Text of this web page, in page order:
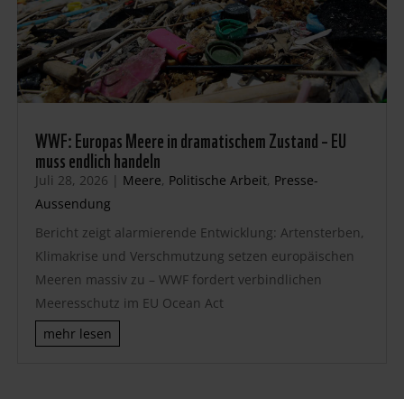
WWF: Europas Meere in dramatischem Zustand – EU
muss endlich handeln
Juli 28, 2026 | Meere, Politische Arbeit, Presse-
Aussendung
Bericht zeigt alarmierende Entwicklung: Artensterben,
Klimakrise und Verschmutzung setzen europäischen
Meeren massiv zu – WWF fordert verbindlichen
Meeresschutz im EU Ocean Act
mehr lesen